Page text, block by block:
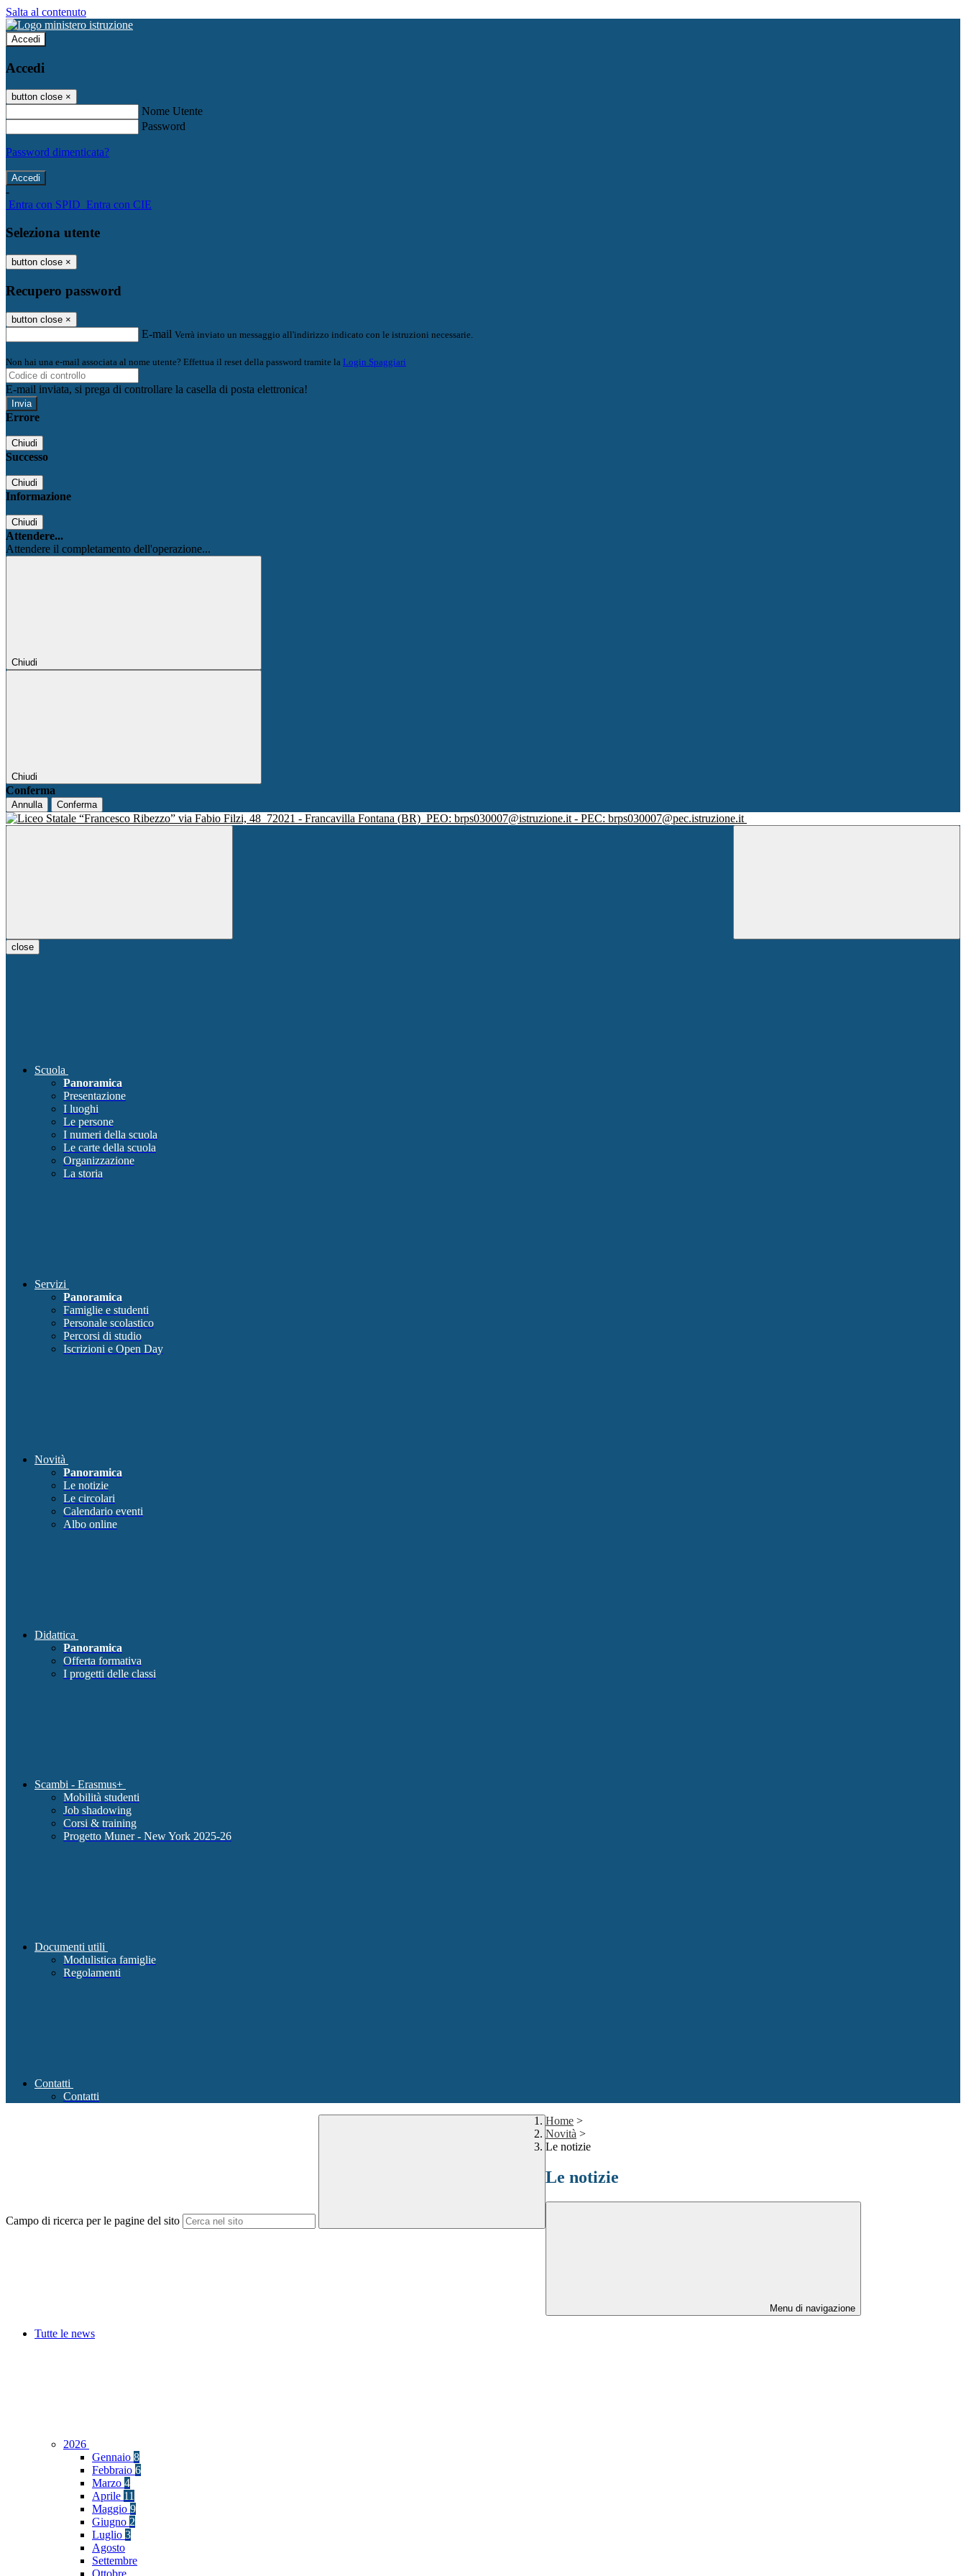
Salta al contenuto
Accedi
Accedi
button close ×
Nome Utente
Password
Password dimenticata?
-
Entra con SPID Entra con CIE
Seleziona utente
button close ×
Recupero password
button close ×
E-mail Verrà inviato un messaggio all'indirizzo indicato con le istruzioni necessarie.
Non hai una e-mail associata al nome utente? Effettua il reset della password tramite la Login Spaggiari
E-mail inviata, si prega di controllare la casella di posta elettronica!
Errore
Chiudi
Successo
Chiudi
Informazione
Chiudi
Attendere...
Attendere il completamento dell'operazione...
Chiudi
Chiudi
Conferma
Annulla Conferma
via Fabio Filzi, 48 72021 - Francavilla Fontana (BR) PEO: brps030007@istruzione.it - PEC: brps030007@pec.istruzione.it
close
Scuola
Panoramica
Presentazione
I luoghi
Le persone
I numeri della scuola
Le carte della scuola
Organizzazione
La storia
Servizi
Panoramica
Famiglie e studenti
Personale scolastico
Percorsi di studio
Iscrizioni e Open Day
Novità
Panoramica
Le notizie
Le circolari
Calendario eventi
Albo online
Didattica
Panoramica
Offerta formativa
I progetti delle classi
Scambi - Erasmus+
Mobilità studenti
Job shadowing
Corsi & training
Progetto Muner - New York 2025-26
Documenti utili
Modulistica famiglie
Regolamenti
Contatti
Contatti
Campo di ricerca per le pagine del sito
Home >
Novità >
Le notizie
Le notizie
Menu di navigazione
Tutte le news
2026
Gennaio 8
Febbraio 6
Marzo 4
Aprile 11
Maggio 9
Giugno 2
Luglio 3
Agosto
Settembre